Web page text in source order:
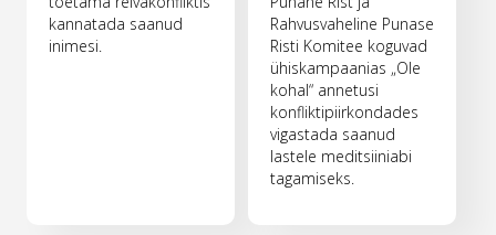
kannatada saanud
inimesi.
Rahvusvaheline Punase
Risti Komitee koguvad
ühiskampaanias „Ole
kohal“ annetusi
konfliktipiirkondades
vigastada saanud
lastele meditsiiniabi
tagamiseks.